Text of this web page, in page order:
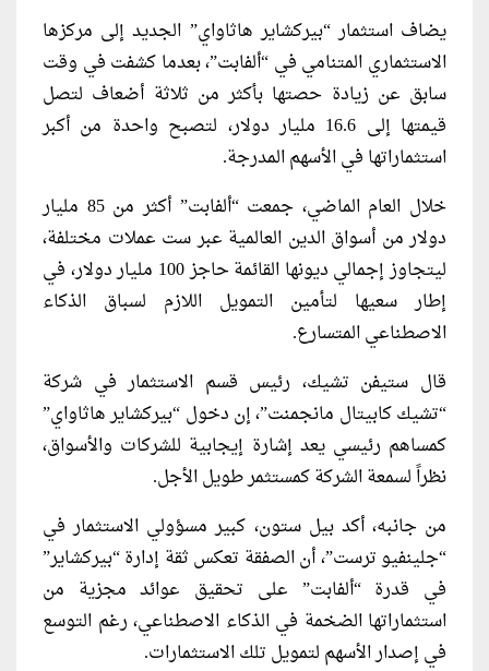
يضاف استثمار “بيركشاير هاثاواي” الجديد إلى مركزها
الاستثماري المتنامي في “ألفابت”، بعدما كشفت في وقت
سابق عن زيادة حصتها بأكثر من ثلاثة أضعاف لتصل
قيمتها إلى 16.6 مليار دولار، لتصبح واحدة من أكبر
استثماراتها في الأسهم المدرجة.
خلال العام الماضي، جمعت “ألفابت” أكثر من 85 مليار
دولار من أسواق الدين العالمية عبر ست عملات مختلفة،
ليتجاوز إجمالي ديونها القائمة حاجز 100 مليار دولار، في
إطار سعيها لتأمين التمويل اللازم لسباق الذكاء
الاصطناعي المتسارع.
قال ستيفن تشيك، رئيس قسم الاستثمار في شركة
“تشيك كابيتال مانجمنت”، إن دخول “بيركشاير هاثاواي”
كمساهم رئيسي يعد إشارة إيجابية للشركات والأسواق،
نظراً لسمعة الشركة كمستثمر طويل الأجل.
من جانبه، أكد بيل ستون، كبير مسؤولي الاستثمار في
“جلينفيو ترست”، أن الصفقة تعكس ثقة إدارة “بيركشاير”
في قدرة “ألفابت” على تحقيق عوائد مجزية من
استثماراتها الضخمة في الذكاء الاصطناعي، رغم التوسع
في إصدار الأسهم لتمويل تلك الاستثمارات.